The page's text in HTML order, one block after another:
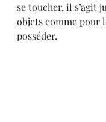
se toucher, il s’agit
objets comme pour
posséder.